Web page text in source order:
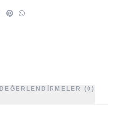
DEĞERLENDIRMELER (0)